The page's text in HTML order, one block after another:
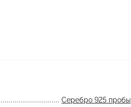
Серебро 925 пробы